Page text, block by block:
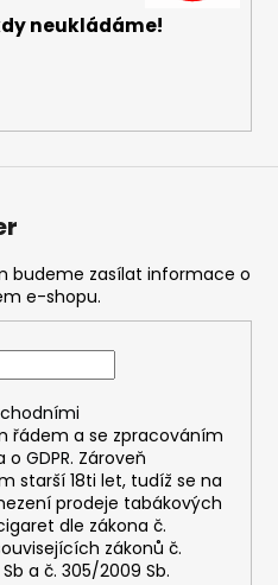
neukládáme!
budeme zasílat informace o
e-shopu.
řádem a se zpracováním
o GDPR. Zároveň
starší 18ti let, tudíž se na
prodeje tabákových
dle zákona č.
zákonů č.
a č. 305/2009 Sb.